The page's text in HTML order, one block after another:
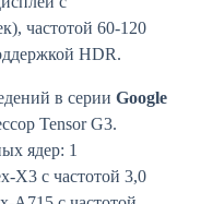
частотой 60-120
HDR.
в серии Google
Tensor G3.
ядер: 1
X3 с частотой 3,0